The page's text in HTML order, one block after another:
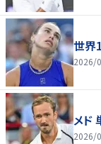
世界
2026/
メド
2026/